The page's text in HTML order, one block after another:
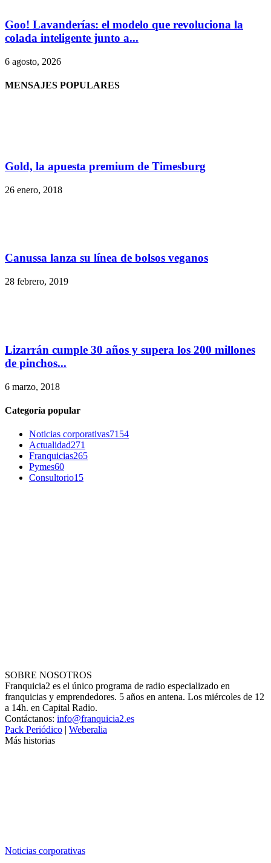
Goo! Lavanderías: el modelo que revoluciona la
colada inteligente junto a...
6 agosto, 2026
MENSAJES POPULARES
Gold, la apuesta premium de Timesburg
26 enero, 2018
Canussa lanza su línea de bolsos veganos
28 febrero, 2019
Lizarrán cumple 30 años y supera los 200 millones
de pinchos...
6 marzo, 2018
Categoría popular
Noticias corporativas7154
Actualidad271
Franquicias265
Pymes60
Consultorio15
SOBRE NOSOTROS
Franquicia2 es el único programa de radio especializado en
franquicias y emprendedores. 5 años en antena. Los miércoles de 12
a 14h. en Capital Radio.
Contáctanos: info@franquicia2.es
Pack Periódico | Weberalia
Más historias
Noticias corporativas